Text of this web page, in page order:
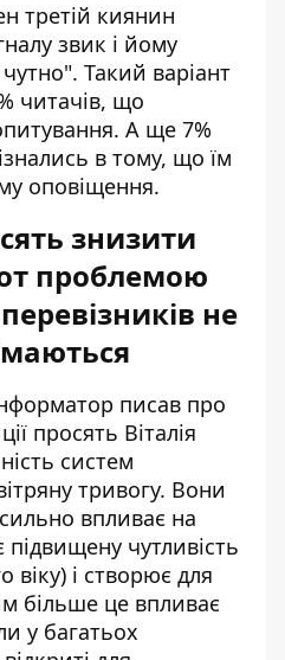
третій киянин
звик і йому
Такий варіант
читачів, що
А ще 7%
в тому, що їм
оповіщення.
знизити
от проблемою
не
писав про
просять Віталія
систем
тривогу. Вони
впливає на
підвищену чутливість
віку) і створює для
більше це впливає
у багатьох